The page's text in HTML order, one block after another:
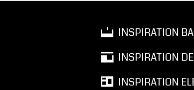
INSPIRATION
INSPIRATION
INSPIRATION